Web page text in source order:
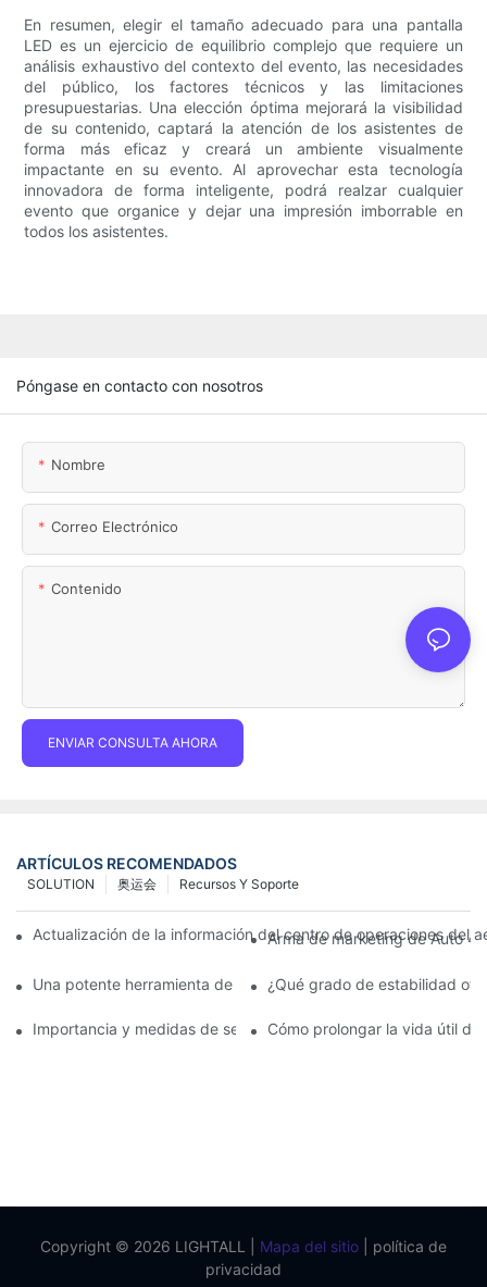
En resumen, elegir el tamaño adecuado para una pantalla
LED es un ejercicio de equilibrio complejo que requiere un
análisis exhaustivo del contexto del evento, las necesidades
del público, los factores técnicos y las limitaciones
presupuestarias. Una elección óptima mejorará la visibilidad
de su contenido, captará la atención de los asistentes de
forma más eficaz y creará un ambiente visualmente
impactante en su evento. Al aprovechar esta tecnología
innovadora de forma inteligente, podrá realzar cualquier
evento que organice y dejar una impresión imborrable en
todos los asistentes.
Póngase en contacto con nosotros
Nombre
Correo Electrónico
Contenido
ENVIAR CONSULTA AHORA
ARTÍCULOS RECOMENDADOS
Recursos Y Soporte
奥运会
SOLUTION
Actualización de la información del centro de operaciones del
Arma de marketing de Auto
Una potente herramienta de comunicación para
¿Qué grado de estabilidad
Importancia y medidas de seguridad del servicio posventa de
Cómo prolongar la vida útil
Copyright © 2026 LIGHTALL | Mapa del sitio
política de
privacidad